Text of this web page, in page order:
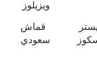
ويزيلوز
قماش
سعودي